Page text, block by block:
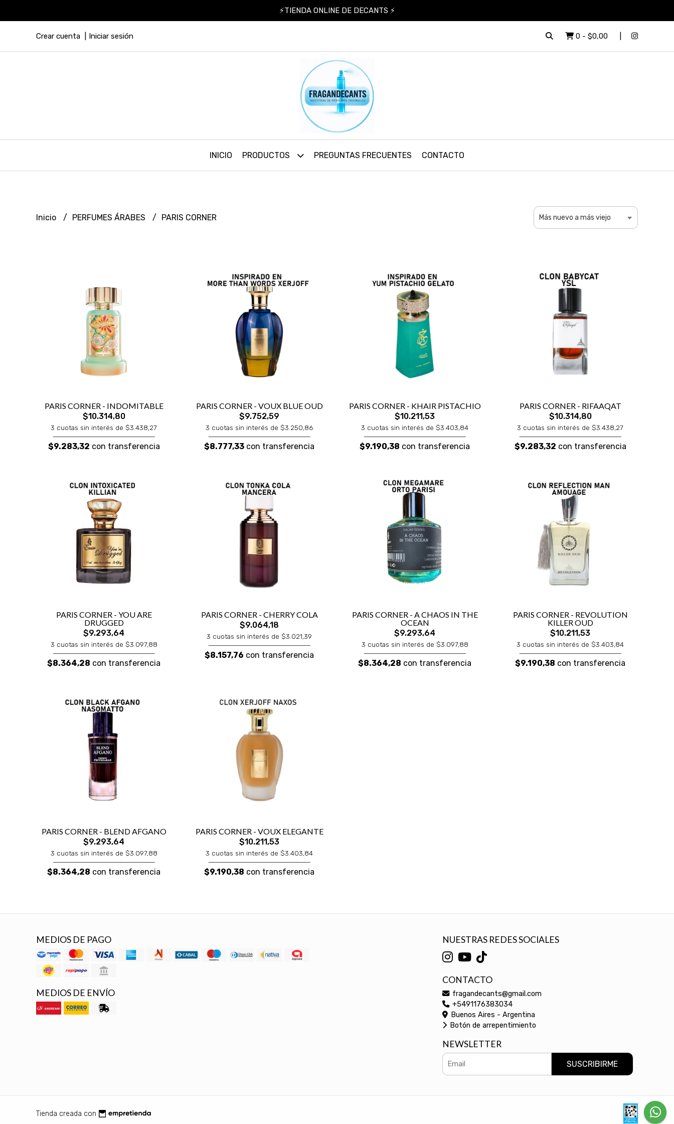
⚡TIENDA ONLINE DE DECANTS ⚡
Crear cuenta Iniciar sesión 0 - $0,00
INICIO PRODUCTOS PREGUNTAS FRECUENTES CONTACTO
Inicio PERFUMES ÁRABES PARIS CORNER
PARIS CORNER - INDOMITABLE
$10.314,80
3 cuotas sin interés de $3.438,27
$9.283,32 con transferencia
PARIS CORNER - VOUX BLUE OUD
$9.752,59
3 cuotas sin interés de $3.250,86
$8.777,33 con transferencia
PARIS CORNER - KHAIR PISTACHIO
$10.211,53
3 cuotas sin interés de $3.403,84
$9.190,38 con transferencia
PARIS CORNER - RIFAAQAT
$10.314,80
3 cuotas sin interés de $3.438,27
$9.283,32 con transferencia
PARIS CORNER - YOU ARE
DRUGGED
$9.293,64
3 cuotas sin interés de $3.097,88
$8.364,28 con transferencia
PARIS CORNER - CHERRY COLA
$9.064,18
3 cuotas sin interés de $3.021,39
$8.157,76 con transferencia
PARIS CORNER - A CHAOS IN THE
OCEAN
$9.293,64
3 cuotas sin interés de $3.097,88
$8.364,28 con transferencia
PARIS CORNER - REVOLUTION
KILLER OUD
$10.211,53
3 cuotas sin interés de $3.403,84
$9.190,38 con transferencia
PARIS CORNER - BLEND AFGANO
$9.293,64
3 cuotas sin interés de $3.097,88
$8.364,28 con transferencia
PARIS CORNER - VOUX ELEGANTE
$10.211,53
3 cuotas sin interés de $3.403,84
$9.190,38 con transferencia
MEDIOS DE PAGO
MEDIOS DE ENVÍO
NUESTRAS REDES SOCIALES
CONTACTO
fragandecants@gmail.com
+5491176383034
Buenos Aires - Argentina
Botón de arrepentimiento
NEWSLETTER
SUSCRIBIRME
Tienda creada con